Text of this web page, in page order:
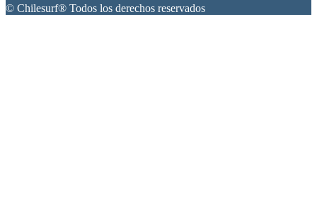
© Chilesurf® Todos los derechos reservados